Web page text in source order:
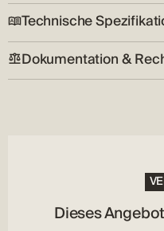
Adresse:
Konjevrate
Technische
Garage:
Dokumentation &
Dieses